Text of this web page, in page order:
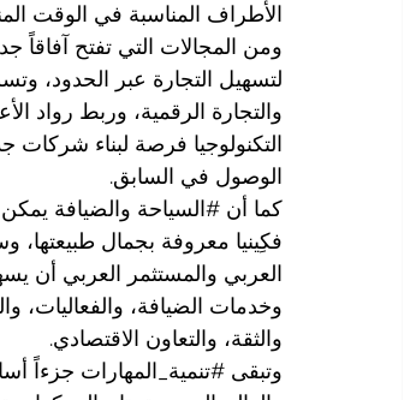
الأطراف المناسبة في الوقت
ومن المجالات التي تفتح آفاقاً
لتسهيل التجارة عبر الحدود،
والتجارة الرقمية، وربط رواد
التكنولوجيا فرصة لبناء
الوصول في السابق.
كما أن #السياحة والضيافة
فكِينيا معروفة بجمال طبيعتها،
العربي والمستثمر العربي أن
وخدمات الضيافة، والفعاليات،
والثقة، والتعاون الاقتصادي.
وتبقى #تنمية_المهارات جزءاً